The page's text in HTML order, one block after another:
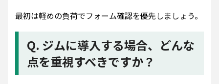
最初は軽めの負荷でフォーム確認を優先しましょう。
Q. ジムに導入する場合、どんな
点を重視すべきですか？